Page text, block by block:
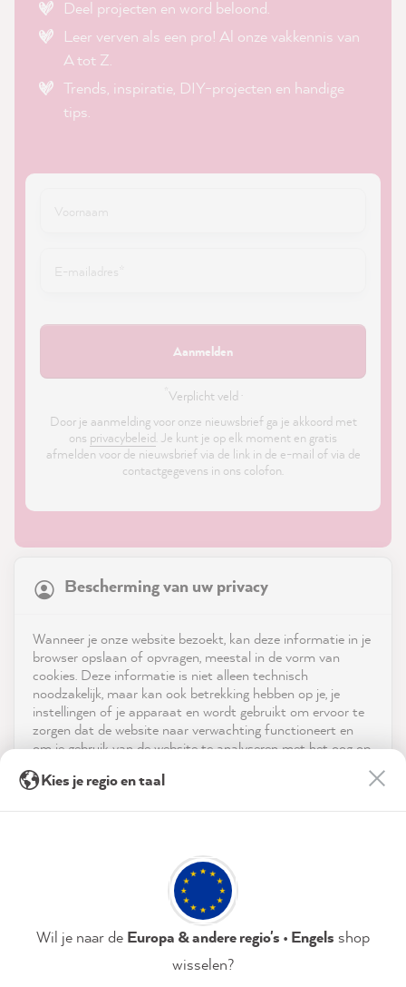
Deel projecten en word beloond.
Leer verven als een pro! Al onze vakkennis van
A tot Z.
Trends, inspiratie, DIY-projecten en handige
tips.
Aanmelden
Verplicht veld ·
Door je aanmelding voor onze nieuwsbrief ga je akkoord met
ons privacybeleid. Je kunt je op elk moment en gratis
afmelden voor de nieuwsbrief via de link in de e-mail of via de
contactgegevens in ons colofon.
Service
Neem contact op met
Bescherming van uw privacy
Wanneer je onze website bezoekt, kan deze informatie in je
browser opslaan of opvragen, meestal in de vorm van
cookies. Deze informatie is niet alleen technisch
noodzakelijk, maar kan ook betrekking hebben op je, je
instellingen of je apparaat en wordt gebruikt om ervoor te
zorgen dat de website naar verwachting functioneert en
om je gebruik van de website te analyseren met het oog op
advertenties aan te bieden via de diensten die in de
akkoord (op elk moment herroepbaar) met deze
Privacybeleid Colofon Instellen
21,899Reviews
reviews-io
Verified Customer
Super Farbe
Verified Customer
MissPompadour Beige mit Milchkaffee - Der Alles
Kies je regio en taal
Wil je naar de Europa & andere regio's • Engels shop
wisselen?